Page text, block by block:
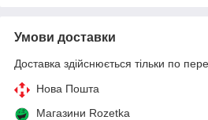
Умови доставки
Доставка здійснюється тільки по
Нова Пошта
Магазини Rozetka